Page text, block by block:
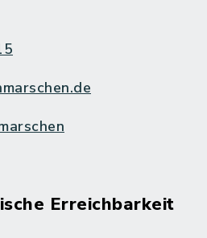
Erreichbarkeit